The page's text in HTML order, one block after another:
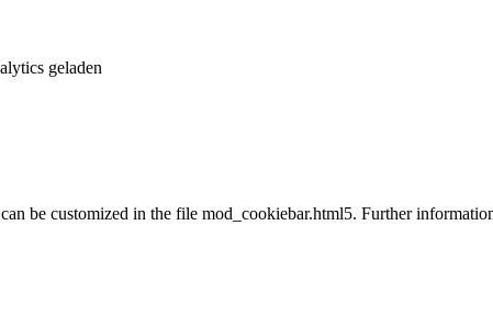
geladen
be customized in the file mod_cookiebar.html5. Further